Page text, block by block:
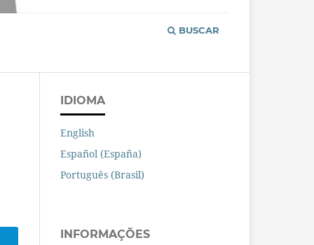
BUSCAR
IDIOMA
English
Español (España)
Português (Brasil)
INFORMAÇÕES